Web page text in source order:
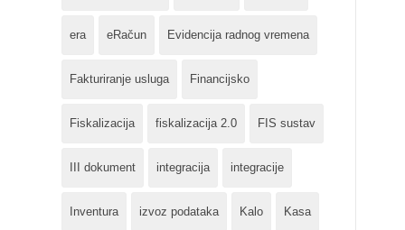
era eRačun Evidencija radnog vremena
Fakturiranje usluga Financijsko
Fiskalizacija fiskalizacija 2.0 FIS sustav
III dokument integracija integracije
Inventura izvoz podataka Kalo Kasa